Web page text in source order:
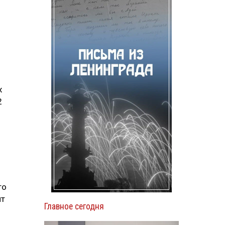
Главное сегодня